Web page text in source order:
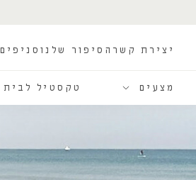
יצירת קשר הסיפור שלנוסניפים
מצעים טקסטיל לבית